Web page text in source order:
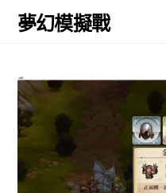
Skip
夢幻模擬戰